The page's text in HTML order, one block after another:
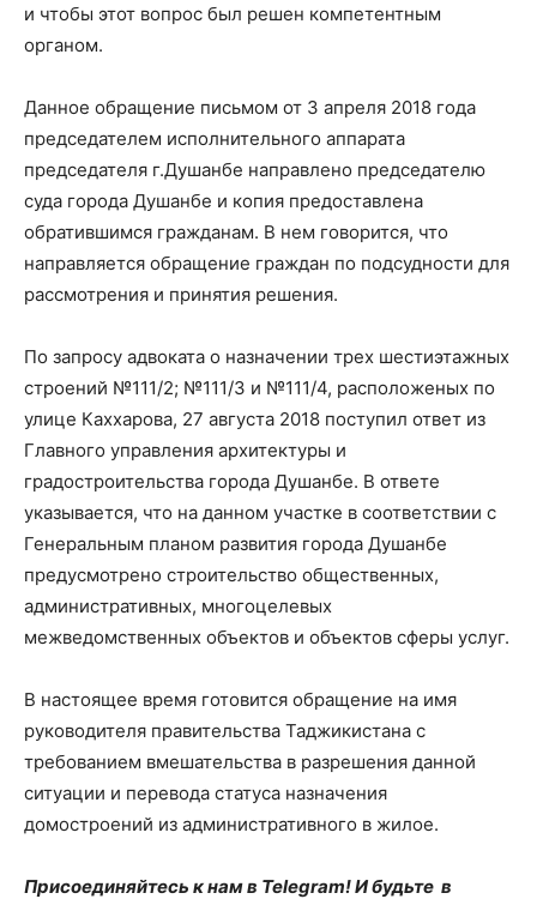
и чтобы этот вопрос был решен компетентным
органом.
Данное обращение письмом от 3 апреля 2018 года
председателем исполнительного аппарата
председателя г.Душанбе направлено председателю
суда города Душанбе и копия предоставлена
обратившимся гражданам. В нем говорится, что
направляется обращение граждан по подсудности для
рассмотрения и принятия решения.
По запросу адвоката о назначении трех шестиэтажных
строений №111/2; №111/3 и №111/4, расположеных по
улице Каххарова, 27 августа 2018 поступил ответ из
Главного управления архитектуры и
градостроительства города Душанбе. В ответе
указывается, что на данном участке в соответствии с
Генеральным планом развития города Душанбе
предусмотрено строительство общественных,
административных, многоцелевых
межведомственных объектов и объектов сферы услуг.
В настоящее время готовится обращение на имя
руководителя правительства Таджикистана с
требованием вмешательства в разрешения данной
ситуации и перевода статуса назначения
домостроений из административного в жилое.
Присоединяйтесь к нам в Telegram! И будьте в